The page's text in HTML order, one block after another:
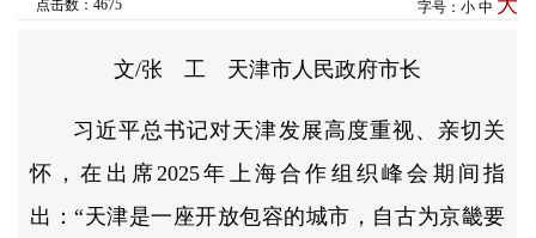
点击数：4675 字号： 小 中 大
文/张 工 天津市人民政府市长
习近平总书记对天津发展高度重视、亲切关
怀，在出席2025年上海合作组织峰会期间指
出：“天津是一座开放包容的城市，自古为京畿要